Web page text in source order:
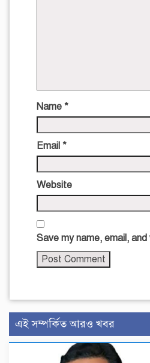
Name *
Email *
Website
Save my name, email,
এই সম্পর্কিত আরও খবর